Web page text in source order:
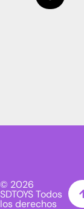
© 2026
SDTOYS Todos
los derechos